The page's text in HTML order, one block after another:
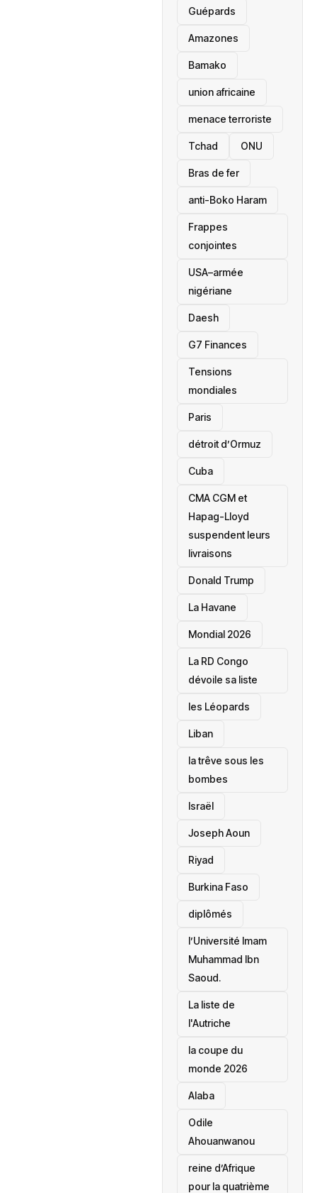
Guépards
Amazones
Bamako
union africaine
menace terroriste
‎Tchad ONU
Bras de fer
anti-Boko Haram
Frappes
conjointes
USA–armée
nigériane
Daesh
‎G7 Finances
Tensions
mondiales
Paris
détroit d’Ormuz
‎Cuba
CMA CGM et
Hapag-Lloyd
suspendent leurs
livraisons
Donald Trump
La Havane
Mondial 2026
La RD Congo
dévoile sa liste
les Léopards
‎Liban
la trêve sous les
bombes
Israël
Joseph Aoun
Riyad
Burkina Faso
diplômés
l’Université Imam
Muhammad Ibn
Saoud.
‎La liste de
l'Autriche
la coupe du
monde 2026
Alaba
Odile
Ahouanwanou
reine d’Afrique
pour la quatrième